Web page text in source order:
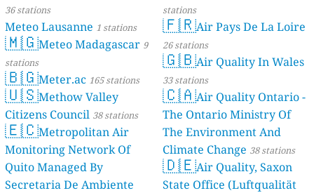
stations
🇫🇷Air Pays De La Loire
26 stations
🇬🇧Air Quality In Wales
33 stations
🇨🇦Air Quality Ontario -
The Ontario Ministry Of
The Environment And
Climate Change 38 stations
🇩🇪Air Quality, Saxon
State Office (Luftqualität
36 stations
Meteo Lausanne 1 stations
🇲🇬Meteo Madagascar 9
stations
🇧🇬Meter.ac 165 stations
🇺🇸Methow Valley
Citizens Council 38 stations
🇪🇨Metropolitan Air
Monitoring Network Of
Quito Managed By
Secretaria De Ambiente